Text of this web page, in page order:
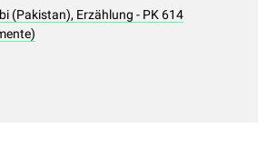
(Pakistan), Erzählung - PK 614